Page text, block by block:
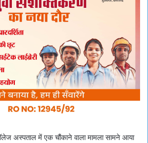
अस्पताल में एक चौंकाने वाला मामला सामने आया